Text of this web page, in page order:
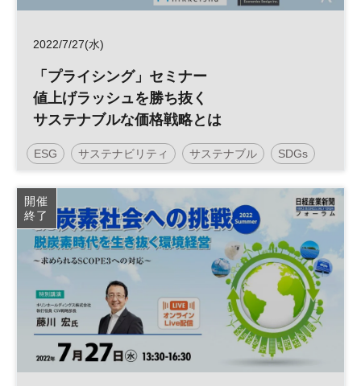
2022/7/27(水)
「プライシング」セミナー
値上げラッシュを勝ち抜く
サステナブルな価格戦略とは
ESG サステナビリティ サステナブル SDGs
開催
終了